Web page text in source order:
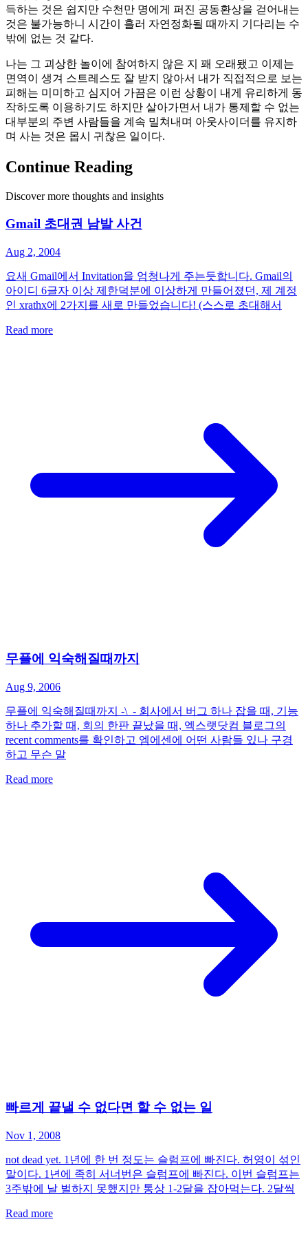
득하는 것은 쉽지만 수천만 명에게 퍼진 공동환상을 걷어내는
것은 불가능하니 시간이 흘러 자연정화될 때까지 기다리는 수
밖에 없는 것 같다.
나는 그 괴상한 놀이에 참여하지 않은 지 꽤 오래됐고 이제는
면역이 생겨 스트레스도 잘 받지 않아서 내가 직접적으로 보는
피해는 미미하고 심지어 가끔은 이런 상황이 내게 유리하게 동
작하도록 이용하기도 하지만 살아가면서 내가 통제할 수 없는
대부분의 주변 사람들을 계속 밀쳐내며 아웃사이더를 유지하
며 사는 것은 몹시 귀찮은 일이다.
Continue Reading
Discover more thoughts and insights
Gmail 초대권 남발 사건
Aug 2, 2004
요새 Gmail에서 Invitation을 엄청나게 주는듯합니다. Gmail의
아이디 6글자 이상 제한덕분에 이상하게 만들어졌던, 제 계정
인 xrathx에 2가지를 새로 만들었습니다! (스스로 초대해서
Read more
무플에 익숙해질때까지
Aug 9, 2006
무플에 익숙해질때까지 -\_- 회사에서 버그 하나 잡을 때, 기능
하나 추가할 때, 회의 한판 끝났을 때, 엑스랫닷컴 블로그의
recent comments를 확인하고 엠에센에 어떤 사람들 있나 구경
하고 무슨 말
Read more
빠르게 끝낼 수 없다면 할 수 없는 일
Nov 1, 2008
not dead yet. 1년에 한 번 정도는 슬럼프에 빠진다. 허영이 섞인
말이다. 1년에 족히 서너번은 슬럼프에 빠진다. 이번 슬럼프는
3주밖에 날 벌하지 못했지만 통상 1-2달을 잡아먹는다. 2달씩
Read more